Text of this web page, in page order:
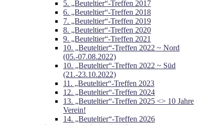
5. „Beuteltier“-Treffen 2017
6. „Beuteltier“-Treffen 2018
7. „Beuteltier“-Treffen 2019
8. „Beuteltier“-Treffen 2020
9. „Beuteltier“-Treffen 2021
10. „Beuteltier“-Treffen 2022 ~ Nord
(05.-07.08.2022)
10. „Beuteltier“-Treffen 2022 ~ Süd
(21.-23.10.2022)
11. „Beuteltier“-Treffen 2023
12. „Beuteltier“-Treffen 2024
13. „Beuteltier“-Treffen 2025 <> 10 Jahre
Verein!
14. „Beuteltier“-Treffen 2026